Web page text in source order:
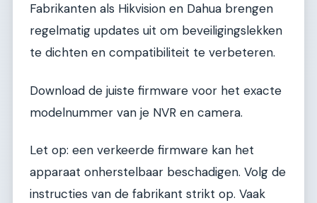
Fabrikanten als Hikvision en Dahua brengen
regelmatig updates uit om beveiligingslekken
te dichten en compatibiliteit te verbeteren.
Download de juiste firmware voor het exacte
modelnummer van je NVR en camera.
Let op: een verkeerde firmware kan het
apparaat onherstelbaar beschadigen. Volg de
instructies van de fabrikant strikt op. Vaak